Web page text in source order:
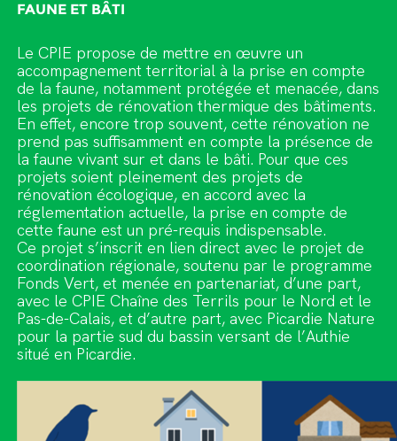
FAUNE ET BÂTI
Le CPIE propose de mettre en œuvre un
accompagnement territorial à la prise en compte
de la faune, notamment protégée et menacée, dans
les projets de rénovation thermique des bâtiments.
En effet, encore trop souvent, cette rénovation ne
prend pas suffisamment en compte la présence de
la faune vivant sur et dans le bâti. Pour que ces
projets soient pleinement des projets de
rénovation écologique, en accord avec la
réglementation actuelle, la prise en compte de
cette faune est un pré-requis indispensable.
Ce projet s’inscrit en lien direct avec le projet de
coordination régionale, soutenu par le programme
Fonds Vert, et menée en partenariat, d’une part,
avec le CPIE Chaîne des Terrils pour le Nord et le
Pas-de-Calais, et d’autre part, avec Picardie Nature
pour la partie sud du bassin versant de l’Authie
situé en Picardie.